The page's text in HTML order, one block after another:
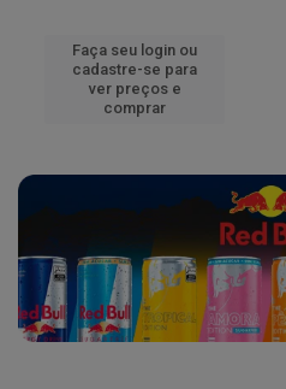
Faça seu login ou
cadastre-se para
ver preços e
comprar